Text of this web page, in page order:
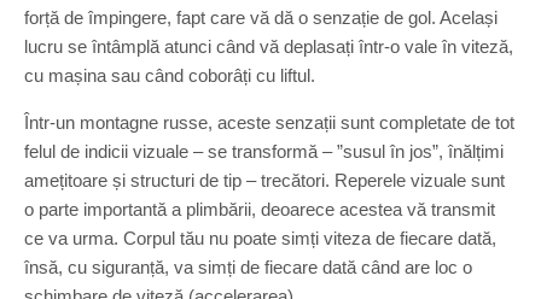
forță de împingere, fapt care vă dă o senzație de gol. Același
lucru se întâmplă atunci când vă deplasați într-o vale în viteză,
cu mașina sau când coborâți cu liftul.
Într-un montagne russe, aceste senzații sunt completate de tot
felul de indicii vizuale – se transformă – ”susul în jos”, înălțimi
amețitoare și structuri de tip – trecători. Reperele vizuale sunt
o parte importantă a plimbării, deoarece acestea vă transmit
ce va urma. Corpul tău nu poate simți viteza de fiecare dată,
însă, cu siguranță, va simți de fiecare dată când are loc o